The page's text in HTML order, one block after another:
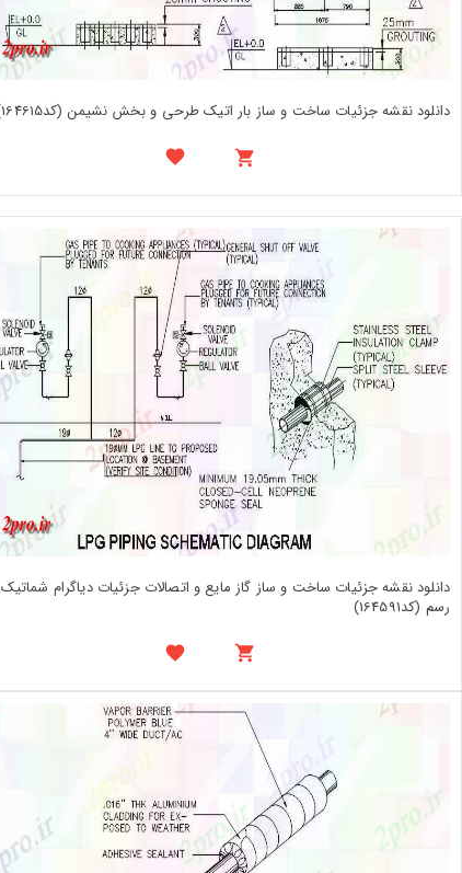
دانلود نقشه جزئیات ساخت و ساز بار اتیک طرحی و بخش نشیمن (کد164615)
دانلود نقشه جزئیات ساخت و ساز گاز مایع و اتصالات جزئیات دیاگرام شماتیک
رسم (کد164591)